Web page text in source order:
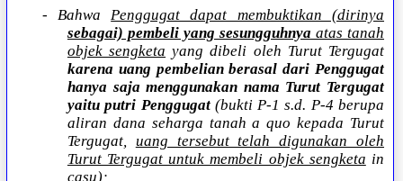
- BahwaPenggugat dapat membuktikan (dirinya
sebagai) pembeli yang sesungguhnya atas tanah
objek sengketa yang dibeli oleh Turut Tergugat
karena uang pembelian berasal dari Penggugat
hanya saja menggunakan nama Turut Tergugat
yaitu putri Penggugat(bukti P-1 s.d. P-4 berupa
aliran dana seharga tanah a quo kepada Turut
Tergugat, uang tersebut telah digunakan oleh
Turut Tergugat untuk membeli objek sengketa in
casu);